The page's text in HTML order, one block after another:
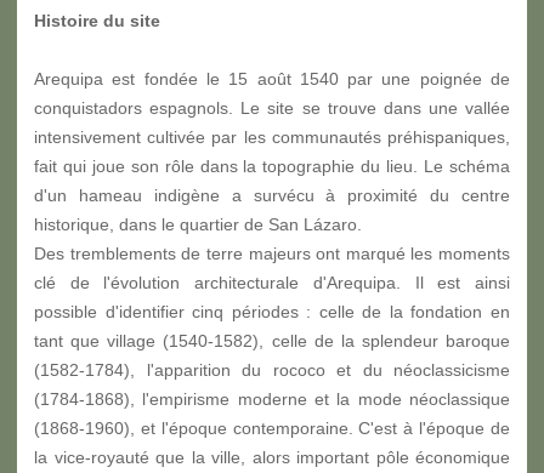
Histoire du site
Arequipa est fondée le 15 août 1540 par une poignée de
conquistadors espagnols. Le site se trouve dans une vallée
intensivement cultivée par les communautés préhispaniques,
fait qui joue son rôle dans la topographie du lieu. Le schéma
d'un hameau indigène a survécu à proximité du centre
historique, dans le quartier de San Lázaro.
Des tremblements de terre majeurs ont marqué les moments
clé de l'évolution architecturale d'Arequipa. Il est ainsi
possible d'identifier cinq périodes : celle de la fondation en
tant que village (1540-1582), celle de la splendeur baroque
(1582-1784), l'apparition du rococo et du néoclassicisme
(1784-1868), l'empirisme moderne et la mode néoclassique
(1868-1960), et l'époque contemporaine. C'est à l'époque de
la vice-royauté que la ville, alors important pôle économique